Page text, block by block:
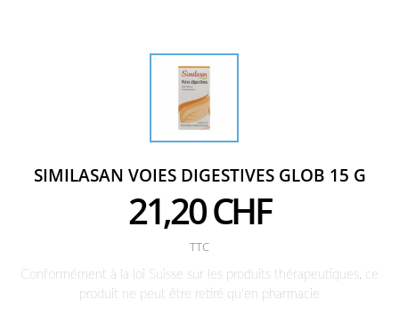
SIMILASAN VOIES DIGESTIVES GLOB 15 G
21,20 CHF
TTC
Conformément à la loi Suisse sur les produits thérapeutiques, ce
produit ne peut être retiré qu'en pharmacie